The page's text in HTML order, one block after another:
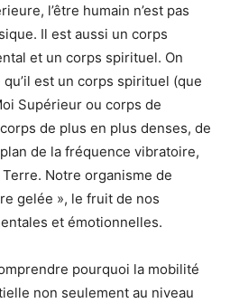
l’être humain n’est pas
Il est aussi un corps
et un corps spirituel. On
est un corps spirituel (que
Supérieur ou corps de
de plus en plus denses, de
de la fréquence vibratoire,
Notre organisme de
gelée », le fruit de nos
et émotionnelles.
pourquoi la mobilité
non seulement au niveau